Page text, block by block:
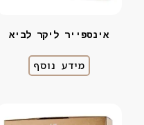
אינספייר ליקר לביא
מידע נוסף